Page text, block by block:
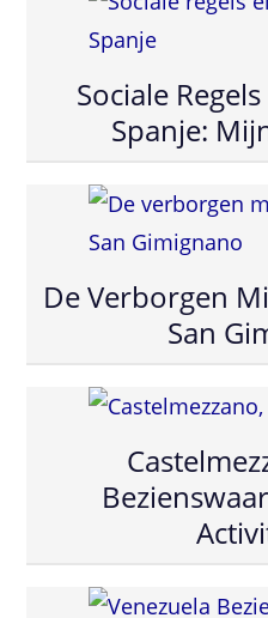
Sociale
Spanje:
De Verborgen
San